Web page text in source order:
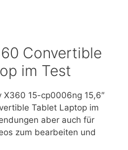
Convertible
im Test
X360 15-cp0006ng 15,6″
Tablet Laptop im
aber auch für
zum bearbeiten und